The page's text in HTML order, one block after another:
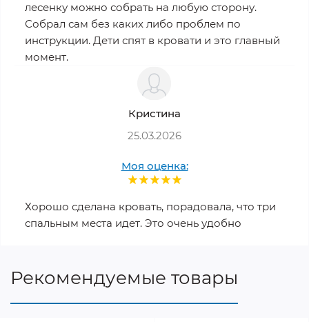
лесенку можно собрать на любую сторону.
Собрал сам без каких либо проблем по
инструкции. Дети спят в кровати и это главный
момент.
Кристина
25.03.2026
Моя оценка:
Хорошо сделана кровать, порадовала, что три
спальным места идет. Это очень удобно
Рекомендуемые товары